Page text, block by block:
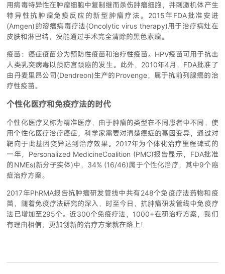
用病毒特异性在肿瘤细胞中复制继而杀伤肿瘤细胞，并刺激机体产生
特异性抗肿瘤免疫反应的新型肿瘤疗法。2015年FDA批准安进
(Amgen)的溶瘤病毒疗法(Oncolytic virus therapy)用于治疗病灶在
皮肤和淋巴结，没能通过手术完全清除的黑色素瘤。
疫苗：癌症疫苗分为预防性疫苗和治疗性疫苗。HPV疫苗可用于抗击
人类乳突病毒以预防宫颈癌的发生。此外，2010年4月，FDA批准了
由丹麦里昂公司(Dendreon)生产的Provenge，属于抗前列腺癌的治
疗性疫苗。
个性化医疗和免疫疗法的时代
个性化医疗又称为精准医疗，由于肿瘤的类型在不同患者中不同，使
用个性化医疗治疗癌症，科学家需要对清楚癌症的基因变异，通过对
靶向于此基因变异达到治疗效果。2017年为个体化治疗里程碑式的
一年，Personalized MedicineCoalition (PMC)报告显示，FDA批准
的NMEs(新分子实体)中，34% (16/46)属于个性化治疗，其中9个癌
症治疗方案。
2017年PhRMA报告抗肿瘤研发管线中共有248个免疫疗法药物和疫
苗，随着免疫疗法研究的深入，时至今日，抗肿瘤研发管线中免疫疗
法已增加至295个。近300个免疫疗法，1000+在研治疗方案，我们
有理由相信，更加创新的治疗方案就在路上！